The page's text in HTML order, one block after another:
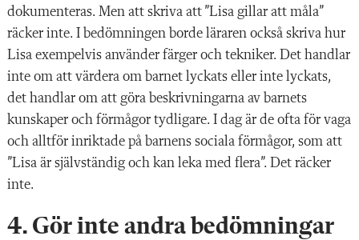
dokumenteras. Men att skriva att ”Lisa gillar att måla”
räcker inte. I bedömningen borde läraren också skriva hur
Lisa exempelvis använder färger och tekniker. Det handlar
inte om att värdera om barnet lyckats eller inte lyckats,
det handlar om att göra beskrivningarna av barnets
kunskaper och förmågor tydligare. I dag är de ofta för vaga
och alltför inriktade på barnens sociala förmågor, som att
”Lisa är självständig och kan leka med flera”. Det räcker
inte.
4. Gör inte andra bedömningar